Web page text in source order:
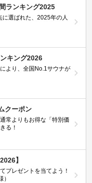
ランキング2025
選ばれた、2025年の人
キング2026
より、全国No.1サウナが
クーポン
常よりもお得な「特別価
る！
】
プレゼントを当てよう！